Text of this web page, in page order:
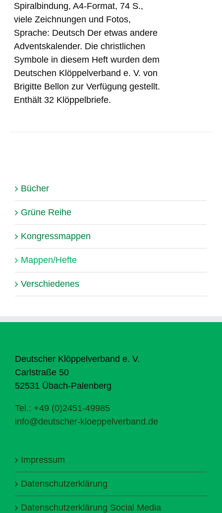
Spiralbindung, A4-Format, 74 S.,
viele Zeichnungen und Fotos,
Sprache: Deutsch Der etwas andere
Adventskalender. Die christlichen
Symbole in diesem Heft wurden dem
Deutschen Klöppelverband e. V. von
Brigitte Bellon zur Verfügung gestellt.
Enthält 32 Klöppelbriefe.
Bücher
Grüne Reihe
Kongressmappen
Mappen/Hefte
Verschiedenes
Deutscher Klöppelverband e. V.
Carlstraße 50
52531 Übach-Palenberg
Tel.: +49 (0)2451-49985
info@deutscher-kloeppelverband.de
Impressum
Datenschutzerklärung
Datenschutzerklärung Social Media